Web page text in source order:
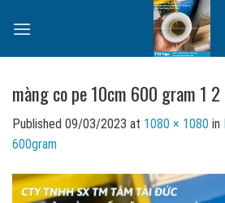
màng co pe 10cm 600 gram 1 2
Published 09/03/2023 at 1080 × 1080 in
600gram